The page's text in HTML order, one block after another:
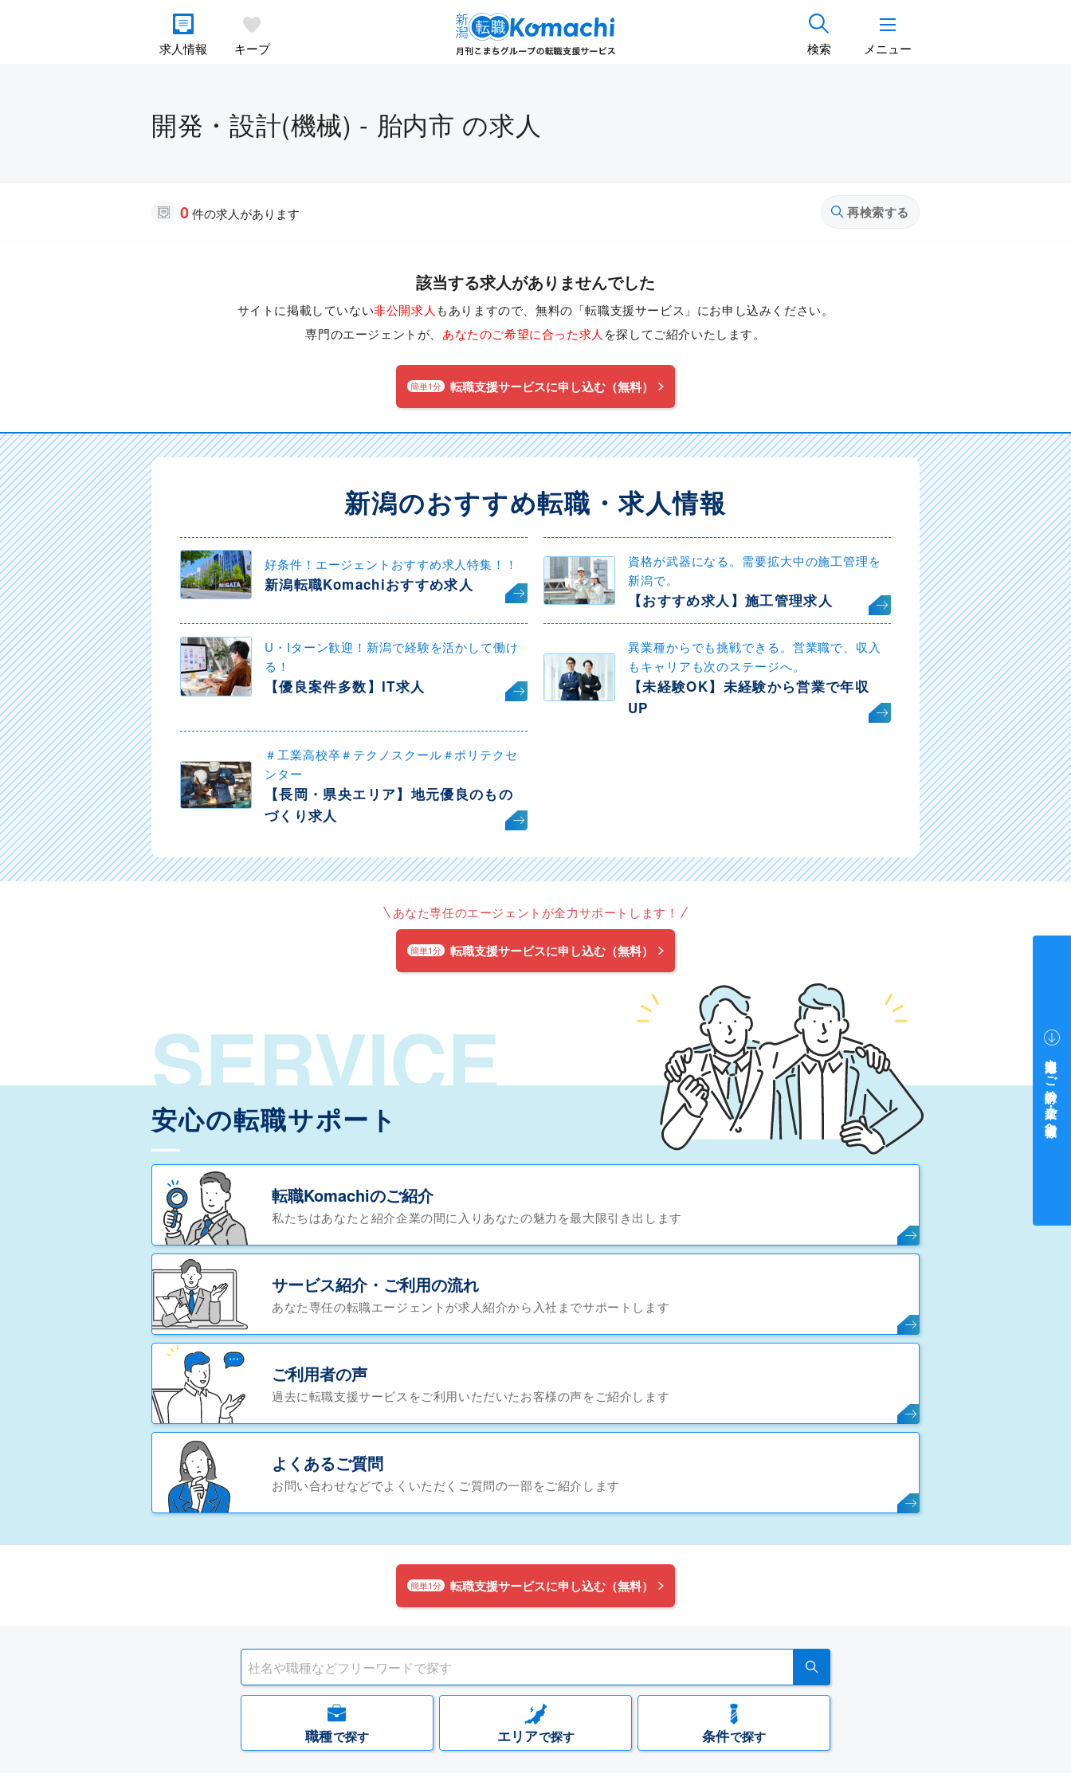
求人情報 キープ 検索 メニュー
開発・設計(機械) - 胎内市 の求人
0件の求人があります 再検索する
該当する求人がありませんでした
サイトに掲載していない非公開求人 もありますので、無料の「転職支援サービス」にお申し込みください。
専門のエージェントが、 あなたのご希望に合った求人 を探してご紹介いたします。
簡単1分 転職支援サービスに申し込む（無料）
新潟のおすすめ転職・求人情報
好条件！エージェントおすすめ求人特集！！
新潟転職Komachiおすすめ求人
資格が武器になる。需要拡大中の施工管理を
新潟で。
【おすすめ求人】施工管理求人
U・Iターン歓迎！新潟で経験を活かして働け
る！
【優良案件多数】IT求人
異業種からでも挑戦できる。営業職で、収入
もキャリアも次のステージへ。
【未経験OK】未経験から営業で年収
UP
＃工業高校卒＃テクノスクール＃ポリテクセ
ンター
【長岡・県央エリア】地元優良のもの
づくり求人
あなた専任のエージェントが全力サポートします！
簡単1分 転職支援サービスに申し込む（無料）
SERVICE
安心の転職サポート
転職Komachiのご紹介
私たちはあなたと紹介企業の間に入りあなたの魅力を最大限引き出します
サービス紹介・ご利用の流れ
あなた専任の転職エージェントが求人紹介から入社までサポートします
ご利用者の声
過去に転職支援サービスをご利用いただいたお客様の声をご紹介します
よくあるご質問
お問い合わせなどでよくいただくご質問の一部をご紹介します
簡単1分 転職支援サービスに申し込む（無料）
職種で探す エリアで探す 条件で探す
中途採用をご検討中の企業・ご担当者様へ